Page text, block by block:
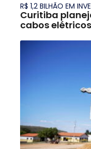
R$ 1,2 BILHÃO EM
Curitiba
cabos